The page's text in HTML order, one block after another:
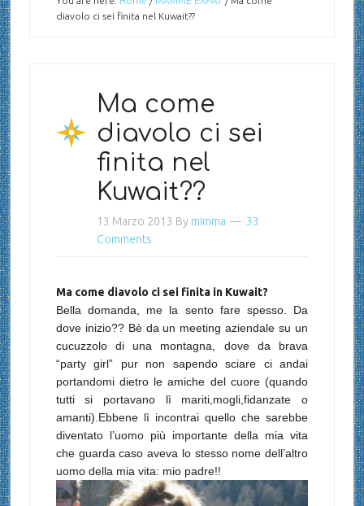
diavolo ci sei finita nel Kuwait??
Ma come
diavolo ci sei
finita nel
Kuwait??
13 Marzo 2013 By mimma
33
Comments
Ma come diavolo ci sei finita in Kuwait?
Bella domanda, me la sento fare spesso. Da
dove inizio?? Bè da un meeting aziendale su un
cucuzzolo di una montagna, dove da brava
“party girl” pur non sapendo sciare ci andai
portandomi dietro le amiche del cuore (quando
tutti si portavano lì mariti,mogli,fidanzate o
amanti).Ebbene lì incontrai quello che sarebbe
diventato l’uomo più importante della mia vita
che guarda caso aveva lo stesso nome dell’altro
uomo della mia vita: mio padre!!